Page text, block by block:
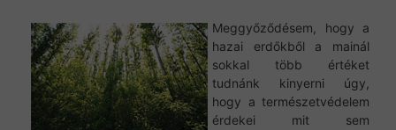
Meggyőződésem, hogy a
hazai erdőkből a mainál
sokkal több értéket
tudnánk kinyerni úgy,
hogy a természetvédelem
érdekei mit sem